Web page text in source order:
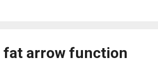
fat arrow function